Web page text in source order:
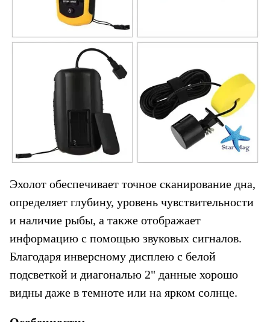
Эхолот обеспечивает точное сканирование дна,
определяет глубину, уровень чувствительности
и наличие рыбы, а также отображает
информацию с помощью звуковых сигналов.
Благодаря инверсному дисплею с белой
подсветкой и диагональю 2" данные хорошо
видны даже в темноте или на ярком солнце.